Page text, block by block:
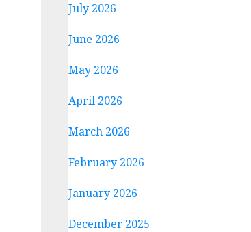
July 2026
June 2026
May 2026
April 2026
March 2026
February 2026
January 2026
December 2025